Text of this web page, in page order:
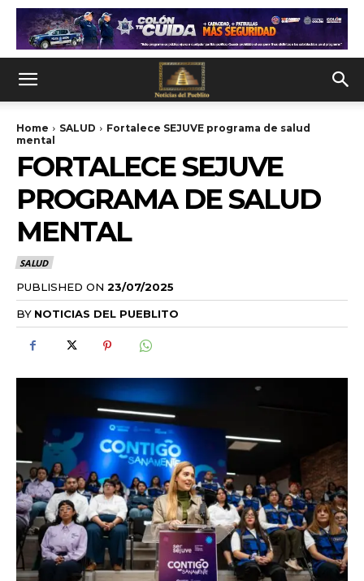
Home SALUD
Fortalece SEJUVE programa de salud
mental
FORTALECE SEJUVE
PROGRAMA DE SALUD
MENTAL
SALUD
PUBLISHED ON 23/07/2025
BY NOTICIAS DEL PUEBLITO